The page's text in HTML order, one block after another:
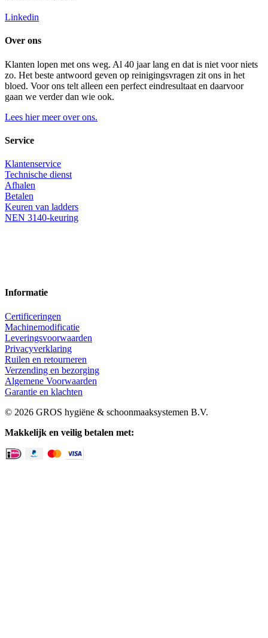
Linkedin
Over ons
Klanten lopen met ons weg. Al 40 jaar lang en dat is niet voor niets
zo. Het beste antwoord geven op reinigingsvragen zit ons in het
bloed. Voor ons telt alleen een perfect eindresultaat en daarvoor
gaan we verder dan wie ook.
Lees hier meer over ons.
Service
Klantenservice
Technische dienst
Afhalen
Betalen
Keuren van ladders
NEN 3140-keuring
Informatie
Certificeringen
Machinemodificatie
Leveringsvoorwaarden
Privacyverklaring
Ruilen en retourneren
Verzending en bezorging
Algemene Voorwaarden
Garantie en klachten
© 2026 GROS hygiëne & schoonmaaksystemen B.V.
Makkelijk en veilig betalen met: